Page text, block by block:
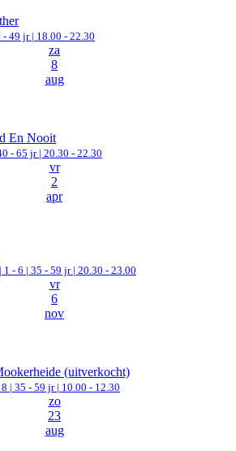
- 49 jr | 18.00 - 22.30
za
8
aug
En Nooit
- 65 jr | 20.30 - 22.30
vr
2
apr
| 1 - 6 | 35 - 59 jr | 20.30 - 23.00
vr
6
nov
(uitverkocht)
| 35 - 59 jr | 10.00 - 12.30
zo
23
aug